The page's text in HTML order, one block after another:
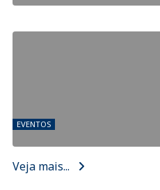
EVENTOS
Veja mais...